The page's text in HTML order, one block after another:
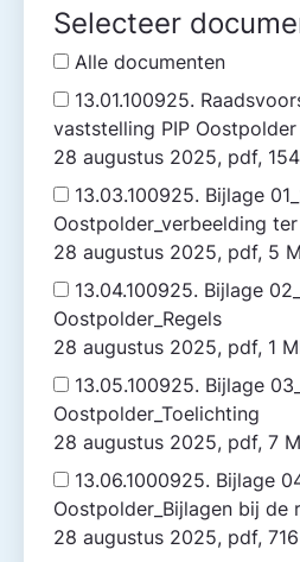
Selecteer
Alle documenten
13.01.100925.
vaststelling PIP Oostpolder
28 augustus
13.03.100925. Bijlage
Oostpolder_verbeelding
28 augustus
13.04.100925. Bijlage
Oostpolder_Regels
28 augustus 2025,
13.05.100925. Bijlage
Oostpolder_Toelichting
28 augustus
13.06.1000925. Bijlage
Oostpolder_Bijlagen bij de
28 augustus